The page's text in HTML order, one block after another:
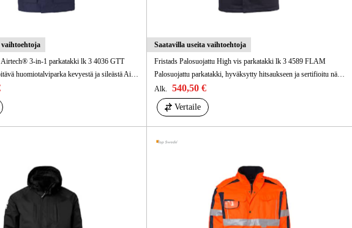
3-in-1 parkatakki lk 3 4036 GTT
Tuulen- ja vedenpitävä huomiotalviparka kevyestä ja sileästä Airtech®-materiaalista. Irrotettava sisävuori. Hyväksytty teolliseen pesuun 60 asteessa.
Saatavilla useita vaihtoehtoja
Fristads Palosuojattu High vis parkatakki lk 3 4589 FLAM
Palosuojattu parkatakki, hyväksytty hitsaukseen ja sertifioitu näkyvyysluokkaan 3. Fleecevuorattu kaulus parantaa mukavuutta. Valmistettu kestävästä palosuojakäsitellystä materiaalista ja sertifioitu valokaarisuojaus kerroksittain. Takkiin on saatavana er
Alk.
540,50 €
Vertaile